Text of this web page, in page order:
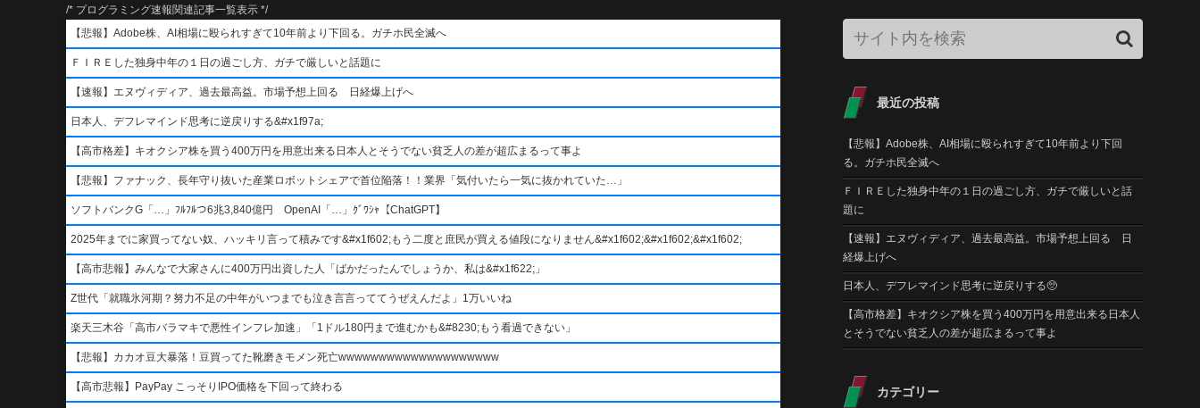
/* プログラミング速報関連記事一覧表示 */
【悲報】Adobe株、AI相場に殴られすぎて10年前より下回る。ガチホ民全滅へ
ＦＩＲＥした独身中年の１日の過ごし方、ガチで厳しいと話題に
【速報】エヌヴィディア、過去最高益。市場予想上回る 日経爆上げへ
日本人、デフレマインド思考に逆戻りする&#x1f97a;
【高市格差】キオクシア株を買う400万円を用意出来る日本人とそうでない貧乏人の差が超広まるって事よ
【悲報】ファナック、長年守り抜いた産業ロボットシェアで首位陥落！！業界「気付いたら一気に抜かれていた…」
ソフトバンクG「…」ﾌﾙﾌﾙつ6兆3,840億円 OpenAI「…」ｸﾞﾜｼｬ【ChatGPT】
2025年までに家買ってない奴、ハッキリ言って積みです&#x1f602;もう二度と庶民が買える値段になりません&#x1f602;&#x1f602;&#x1f602;
【高市悲報】みんなで大家さんに400万円出資した人「ばかだったんでしょうか、私は&#x1f622;」
Z世代「就職氷河期？努力不足の中年がいつまでも泣き言言っててうぜえんだよ」1万いいね
楽天三木谷「高市バラマキで悪性インフレ加速」「1ドル180円まで進むかも&#8230;もう看過できない」
【悲報】カカオ豆大暴落！豆買ってた靴磨きモメン死亡wwwwwwwwwwwwwwwwwwww
【高市悲報】PayPay こっそりIPO価格を下回って終わる
最近の投稿
【悲報】Adobe株、AI相場に殴られすぎて10年前より下回
る。ガチホ民全滅へ
ＦＩＲＥした独身中年の１日の過ごし方、ガチで厳しいと話
題に
【速報】エヌヴィディア、過去最高益。市場予想上回る 日
経爆上げへ
日本人、デフレマインド思考に逆戻りする🥺
【高市格差】キオクシア株を買う400万円を用意出来る日本人
とそうでない貧乏人の差が超広まるって事よ
カテゴリー